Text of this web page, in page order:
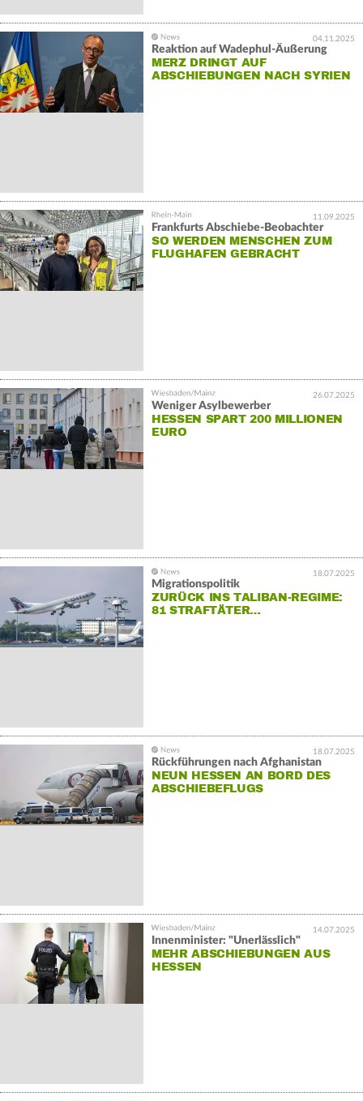
04.11.2025
Reaktion auf Wadephul-Äußerung
MERZ DRINGT AUF
ABSCHIEBUNGEN NACH SYRIEN
11.09.2025
Frankfurts Abschiebe-Beobachter
SO WERDEN MENSCHEN ZUM
FLUGHAFEN GEBRACHT
26.07.2025
Weniger Asylbewerber
HESSEN SPART 200 MILLIONEN
EURO
18.07.2025
Migrationspolitik
ZURÜCK INS TALIBAN-REGIME:
81 STRAFTÄTER…
18.07.2025
Rückführungen nach Afghanistan
NEUN HESSEN AN BORD DES
ABSCHIEBEFLUGS
14.07.2025
Innenminister: "Unerlässlich"
MEHR ABSCHIEBUNGEN AUS
HESSEN